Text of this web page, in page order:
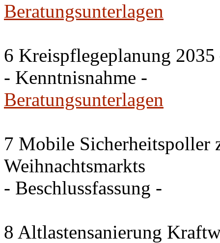
Beratungsunterlagen
6 Kreispflegeplanung
- Kenntnisnahme -
Beratungsunterlagen
7 Mobile Sicherheitspoller
Weihnachtsmarkts
- Beschlussfassung -
8 Altlastensanierung